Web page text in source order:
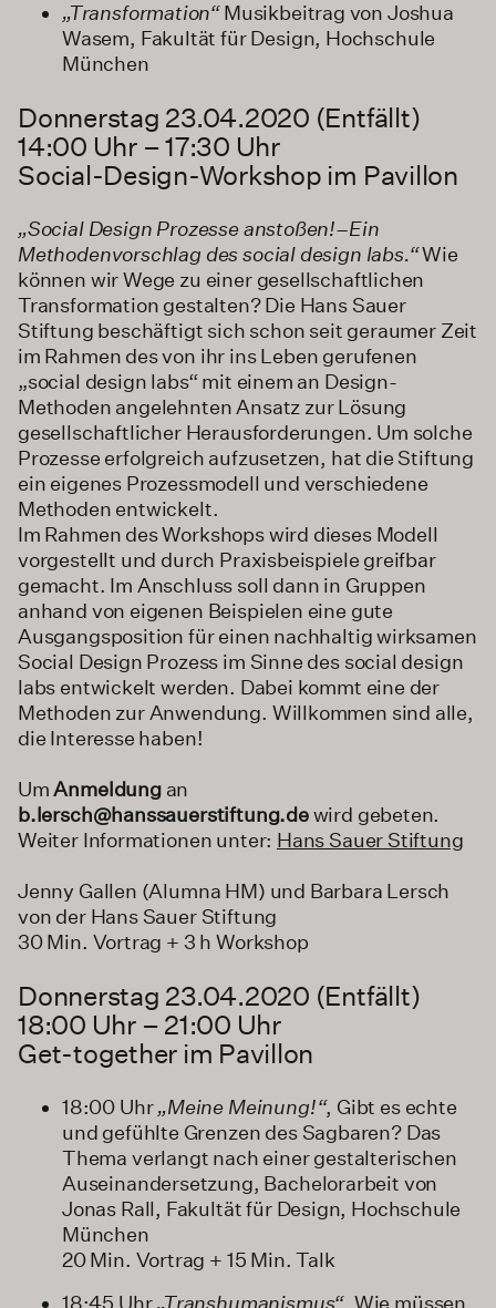
„Transformation“Musikbeitrag von Joshua
Wasem, Fakultät für Design, Hochschule
München
Donnerstag 23.04.2020 (Entfällt)
14:00 Uhr – 17:30 Uhr
Social-Design-Workshop im Pavillon
„Social Design Prozesse anstoßen!–Ein
Methodenvorschlag des social design labs.“Wie
können wir Wege zu einer gesellschaftlichen
Transformation gestalten? Die Hans Sauer
Stiftung beschäftigt sich schon seit geraumer Zeit
im Rahmen des von ihr ins Leben gerufenen
„social design labs“ mit einem an Design-
Methoden angelehnten Ansatz zur Lösung
gesellschaftlicher Herausforderungen. Um solche
Prozesse erfolgreich aufzusetzen, hat die Stiftung
ein eigenes Prozessmodell und verschiedene
Methoden entwickelt.
Im Rahmen des Workshops wird dieses Modell
vorgestellt und durch Praxisbeispiele greifbar
gemacht. Im Anschluss soll dann in Gruppen
anhand von eigenen Beispielen eine gute
Ausgangsposition für einen nachhaltig wirksamen
Social Design Prozess im Sinne des social design
labs entwickelt werden. Dabei kommt eine der
Methoden zur Anwendung. Willkommen sind alle,
die Interesse haben!
UmAnmeldungan
b.lersch@hanssauerstiftung.dewird gebeten.
Weiter Informationen unter: Hans Sauer Stiftung
Jenny Gallen (Alumna HM) und Barbara Lersch
von der Hans Sauer Stiftung
30 Min. Vortrag + 3 h Workshop
Donnerstag 23.04.2020 (Entfällt)
18:00 Uhr – 21:00 Uhr
Get-together im Pavillon
18:00 Uhr„Meine Meinung!“, Gibt es echte
und gefühlte Grenzen des Sagbaren? Das
Thema verlangt nach einer gestalterischen
Auseinandersetzung, Bachelorarbeit von
Jonas Rall, Fakultät für Design, Hochschule
München
20 Min. Vortrag + 15 Min. Talk